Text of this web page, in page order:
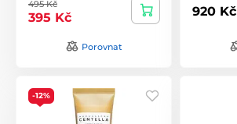
495 Kč
395 Kč
Porovnat
920 Kč
-12%